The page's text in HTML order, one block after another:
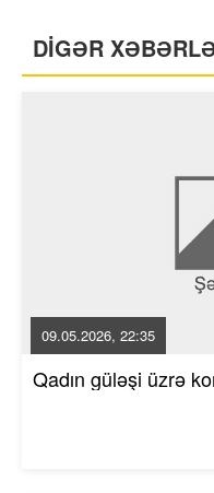
DİGƏR
09.05.2026, 22:35
Qadın güləşi üzrə